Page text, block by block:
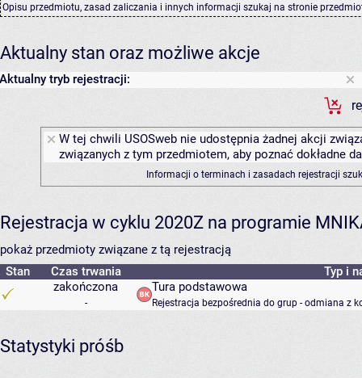
Opisu przedmiotu, zasad zaliczania i innych informacji szukaj na stronie
Aktualny stan oraz możliwe akcje
Aktualny tryb rejestracji:
W tej chwili USOSweb nie udostępnia żadnej akcji
związanych z tym przedmiotem, aby poznać dokładne
Informacji o terminach i zasadach rejestracji
Rejestracja w cyklu 2020Z na programie
pokaż przedmioty związane z tą rejestracją
Stan
Czas trwania
Typ i
zakończona
-
Tura podstawowa
Rejestracja bezpośrednia do grup - odmiana z
Statystyki próśb